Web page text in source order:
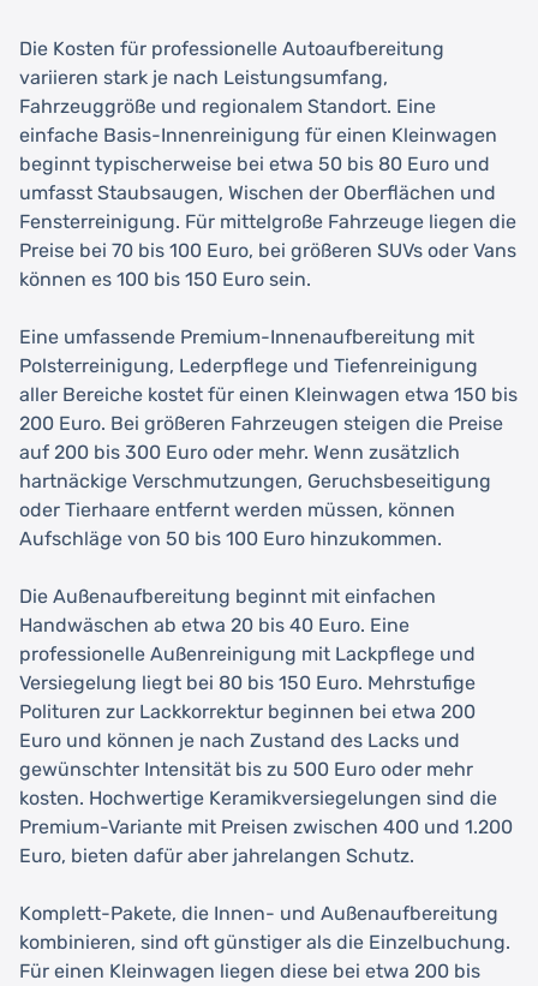
Die Kosten für professionelle Autoaufbereitung
variieren stark je nach Leistungsumfang,
Fahrzeuggröße und regionalem Standort. Eine
einfache Basis-Innenreinigung für einen Kleinwagen
beginnt typischerweise bei etwa 50 bis 80 Euro und
umfasst Staubsaugen, Wischen der Oberflächen und
Fensterreinigung. Für mittelgroße Fahrzeuge liegen die
Preise bei 70 bis 100 Euro, bei größeren SUVs oder Vans
können es 100 bis 150 Euro sein.
Eine umfassende Premium-Innenaufbereitung mit
Polsterreinigung, Lederpflege und Tiefenreinigung
aller Bereiche kostet für einen Kleinwagen etwa 150 bis
200 Euro. Bei größeren Fahrzeugen steigen die Preise
auf 200 bis 300 Euro oder mehr. Wenn zusätzlich
hartnäckige Verschmutzungen, Geruchsbeseitigung
oder Tierhaare entfernt werden müssen, können
Aufschläge von 50 bis 100 Euro hinzukommen.
Die Außenaufbereitung beginnt mit einfachen
Handwäschen ab etwa 20 bis 40 Euro. Eine
professionelle Außenreinigung mit Lackpflege und
Versiegelung liegt bei 80 bis 150 Euro. Mehrstufige
Polituren zur Lackkorrektur beginnen bei etwa 200
Euro und können je nach Zustand des Lacks und
gewünschter Intensität bis zu 500 Euro oder mehr
kosten. Hochwertige Keramikversiegelungen sind die
Premium-Variante mit Preisen zwischen 400 und 1.200
Euro, bieten dafür aber jahrelangen Schutz.
Komplett-Pakete, die Innen- und Außenaufbereitung
kombinieren, sind oft günstiger als die Einzelbuchung.
Für einen Kleinwagen liegen diese bei etwa 200 bis